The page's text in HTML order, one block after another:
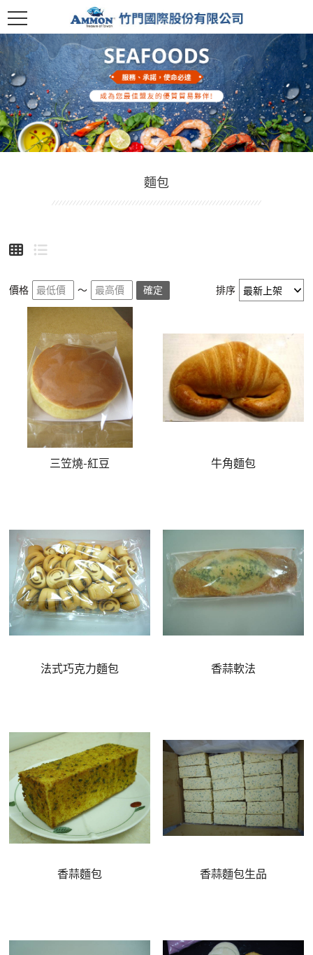
麵包
價格 ～ 確定 排序
三笠燒-紅豆 牛角麵包
法式巧克力麵包 香蒜軟法
香蒜麵包 香蒜麵包生品